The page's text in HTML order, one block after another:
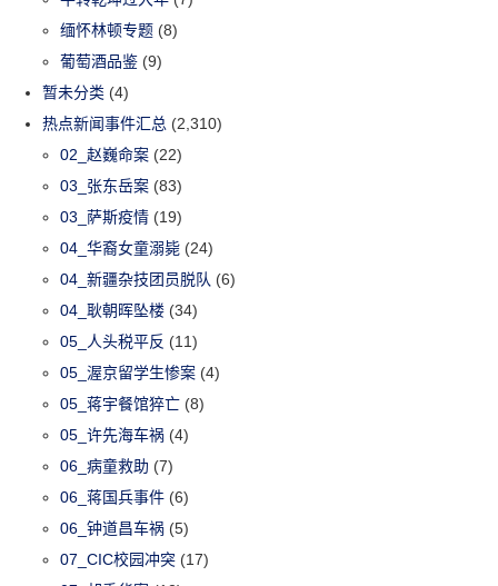
缅怀林顿专题 (8)
葡萄酒品鉴 (9)
暂未分类 (4)
热点新闻事件汇总 (2,310)
02_赵巍命案 (22)
03_张东岳案 (83)
03_萨斯疫情 (19)
04_华裔女童溺毙 (24)
04_新疆杂技团员脱队 (6)
04_耿朝晖坠楼 (34)
05_人头税平反 (11)
05_渥京留学生惨案 (4)
05_蒋宇餐馆猝亡 (8)
05_许先海车祸 (4)
06_病童救助 (7)
06_蒋国兵事件 (6)
06_钟道昌车祸 (5)
07_CIC校园冲突 (17)